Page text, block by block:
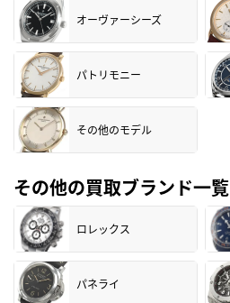
オーヴァーシーズ
パトリモニー
その他のモデル
その他の買取ブランド一覧
ロレックス
パネライ